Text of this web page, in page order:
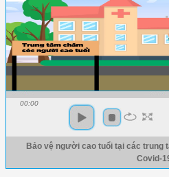
00:00
Bảo vệ người cao tuổi tại các trung
Covid-